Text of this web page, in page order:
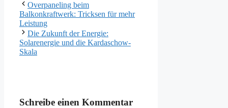
Overpaneling beim
Balkonkraftwerk: Tricksen für mehr
Leistung
Die Zukunft der Energie:
Solarenergie und die Kardaschow-
Skala
Schreibe einen Kommentar